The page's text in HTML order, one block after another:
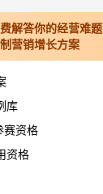
解答你的经营难题
营销增长方案
库
赛资格
资格